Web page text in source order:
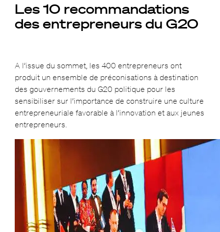
Les 10 recommandations
des entrepreneurs du G20
A l’issue du sommet, les 400 entrepreneurs ont
produit un ensemble de préconisations à destination
des gouvernements du G20 politique pour les
sensibiliser sur l’importance de construire une culture
entrepreneuriale favorable à l’innovation et aux jeunes
entrepreneurs.